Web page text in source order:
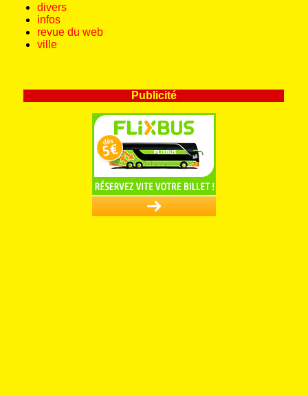
divers
infos
revue du web
ville